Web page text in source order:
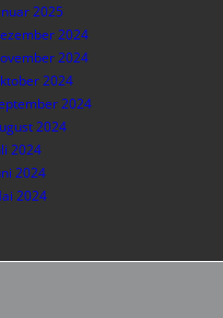
2025
2024
2024
2024
2024
2024
2024
2024
2024